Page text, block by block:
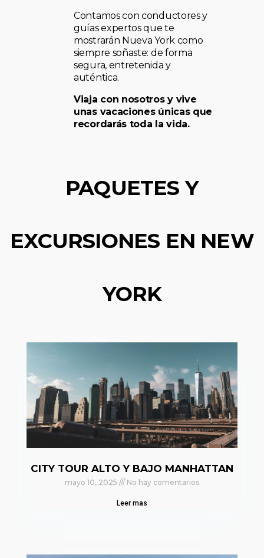
Contamos con conductores y
guías expertos que te
mostrarán Nueva York como
siempre soñaste: de forma
segura, entretenida y
auténtica.
Viaja con nosotros y vive
unas vacaciones únicas que
recordarás toda la vida.
PAQUETES Y
EXCURSIONES EN NEW
YORK
CITY TOUR ALTO Y BAJO MANHATTAN
mayo 10, 2025 No hay comentarios
Leer mas